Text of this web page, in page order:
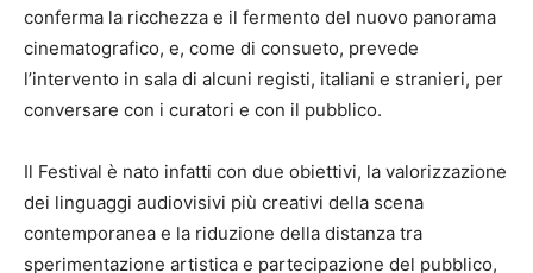
conferma la ricchezza e il fermento del nuovo panorama
cinematografico, e, come di consueto, prevede
l’intervento in sala di alcuni registi, italiani e stranieri, per
conversare con i curatori e con il pubblico.
Il Festival è nato infatti con due obiettivi, la valorizzazione
dei linguaggi audiovisivi più creativi della scena
contemporanea e la riduzione della distanza tra
sperimentazione artistica e partecipazione del pubblico,